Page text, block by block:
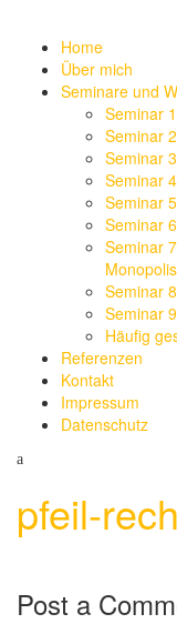
Home
Über mich
Seminare und
Seminar
Seminar
Seminar
Seminar
Seminar
Seminar
Seminar
Seminar
Seminar
Häufig
Referenzen
Kontakt
Impressum
Datenschutz
pfeil-
Post a